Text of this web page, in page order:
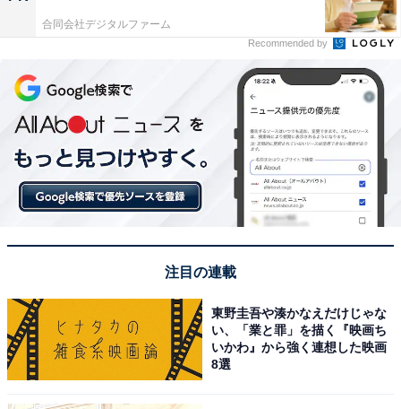
合同会社デジタルファーム
Recommended by
注目の連載
東野圭吾や湊かなえだけじゃな
い、「業と罪」を描く『映画ち
いかわ』から強く連想した映画
8選